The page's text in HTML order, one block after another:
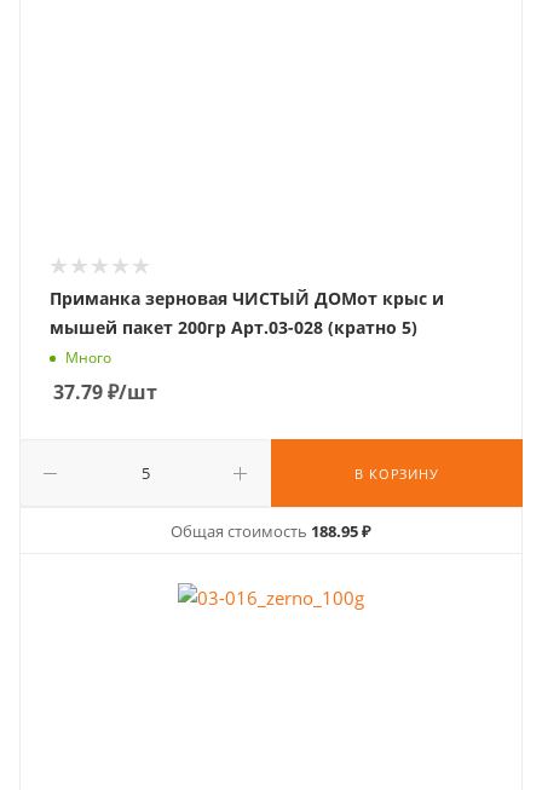
Приманка зерновая ЧИСТЫЙ ДОМот крыс и
мышей пакет 200гр Арт.03-028 (кратно 5)
Много
37.79₽/шт
В КОРЗИНУ
Общая стоимость 188.95 ₽